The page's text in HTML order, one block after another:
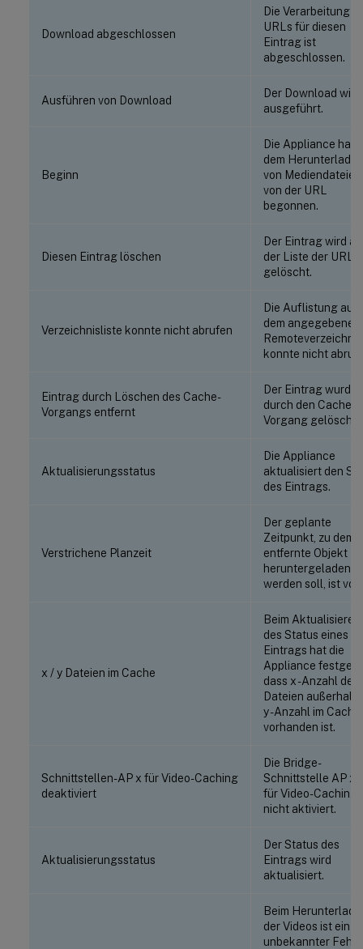
Download abgeschlossen
Die Verarbeitung
URLs für diesen
Eintrag ist
abgeschlossen.
Ausführen von Download
Der Download wird
ausgeführt.
Beginn
Die Appliance hat
dem Herunterladen
von Mediendateien
von der URL
begonnen.
Diesen Eintrag löschen
Der Eintrag wird
der Liste der URLs
gelöscht.
Verzeichnisliste konnte nicht abrufen
Die Auflistung aus
dem angegebenen
Remoteverzeichnis
konnte nicht
Eintrag durch Löschen des Cache-
Vorgangs entfernt
Der Eintrag wurde
durch den Cache-
Vorgang gelöscht.
Aktualisierungsstatus
Die Appliance
aktualisiert den
des Eintrags.
Verstrichene Planzeit
Der geplante
Zeitpunkt, zu dem
entfernte Objekt
heruntergeladen
werden soll, ist
x / y Dateien im Cache
Beim Aktualisieren
des Status eines
Eintrags hat die
Appliance
dass x -Anzahl der
Dateien außerhalb
y -Anzahl im Cache
vorhanden ist.
Schnittstellen-AP x für Video-Caching
deaktiviert
Die Bridge-
Schnittstelle AP x
für Video-Caching
nicht aktiviert.
Aktualisierungsstatus
Der Status des
Eintrags wird
aktualisiert.
Beim
der Videos ist ein
unbekannter